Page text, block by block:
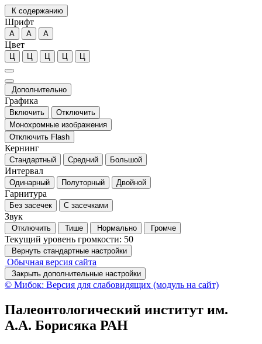
К содержанию
Шрифт
А А А
Цвет
Ц Ц Ц Ц Ц
Дополнительно
Графика
Включить
Отключить
Монохромные изображения
Отключить Flash
Кернинг
Стандартный Средний Большой
Интервал
Одинарный Полуторный Двойной
Гарнитура
Без засечек С засечками
Звук
Отключить Тише Нормально Громче
Текущий уровень громкости: 50
Вернуть стандартные настройки
Обычная версия сайта
Закрыть дополнительные настройки
© Мибок: Версия для слабовидящих (модуль на сайт)
Палеонтологический институт им.
А.А. Борисяка РАН